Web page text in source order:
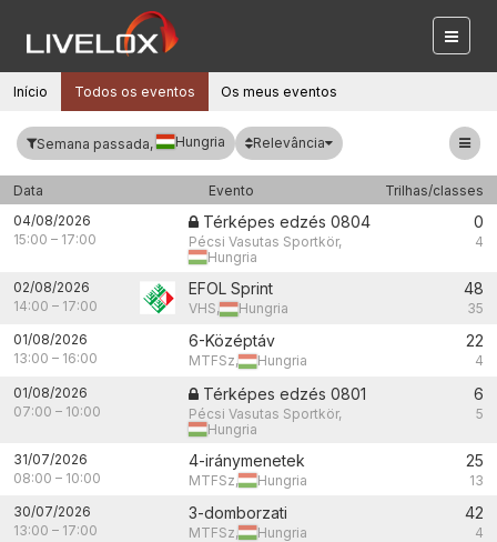
Início Todos os eventos Os meus eventos
Semana passada, Hungria Relevância
Data Evento
Trilhas/classes
04/08/2026
15:00 – 17:00
Térképes edzés 0804
Pécsi Vasutas Sportkör,
Hungria
0
4
02/08/2026
14:00 – 17:00
EFOL Sprint
VHS, Hungria
48
35
01/08/2026
13:00 – 16:00
6-Középtáv
MTFSz, Hungria
22
4
01/08/2026
07:00 – 10:00
Térképes edzés 0801
Pécsi Vasutas Sportkör,
Hungria
6
5
31/07/2026
08:00 – 10:00
4-iránymenetek
MTFSz, Hungria
25
13
30/07/2026
13:00 – 17:00
3-domborzati
MTFSz, Hungria
42
4